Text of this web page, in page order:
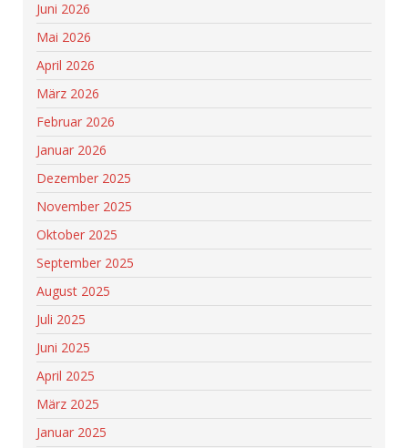
Juni 2026
Mai 2026
April 2026
März 2026
Februar 2026
Januar 2026
Dezember 2025
November 2025
Oktober 2025
September 2025
August 2025
Juli 2025
Juni 2025
April 2025
März 2025
Januar 2025